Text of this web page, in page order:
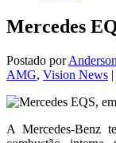
Mercedes
Postado por
AMG, Vision News |
A Mercedes-Benz